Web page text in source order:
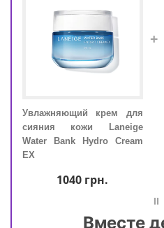
Увлажняющий крем для
сияния кожи Laneige
Water Bank Hydro Cream
EX
1040 грн.
+
=
Вместе